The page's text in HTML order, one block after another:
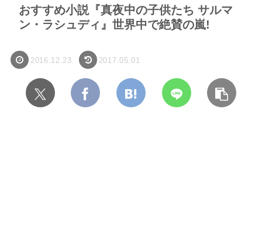
おすすめ小説『真夜中の子供たち サルマ
ン・ラシュディ』世界中で絶賛の嵐!
2016.12.23 2017.05.01